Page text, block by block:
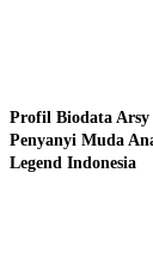
Profil Biodata
Penyanyi Muda
Legend Indonesia